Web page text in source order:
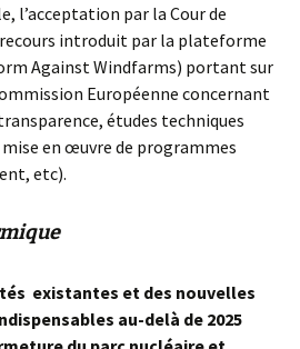
l’acceptation par la Cour de
introduit par la plateforme
Against Windfarms) portant sur
Européenne concernant
études techniques
en œuvre de programmes
etc).
existantes et des nouvelles
au-delà de 2025